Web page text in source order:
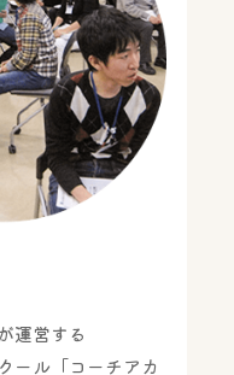
運営する
ール「コーチアカ